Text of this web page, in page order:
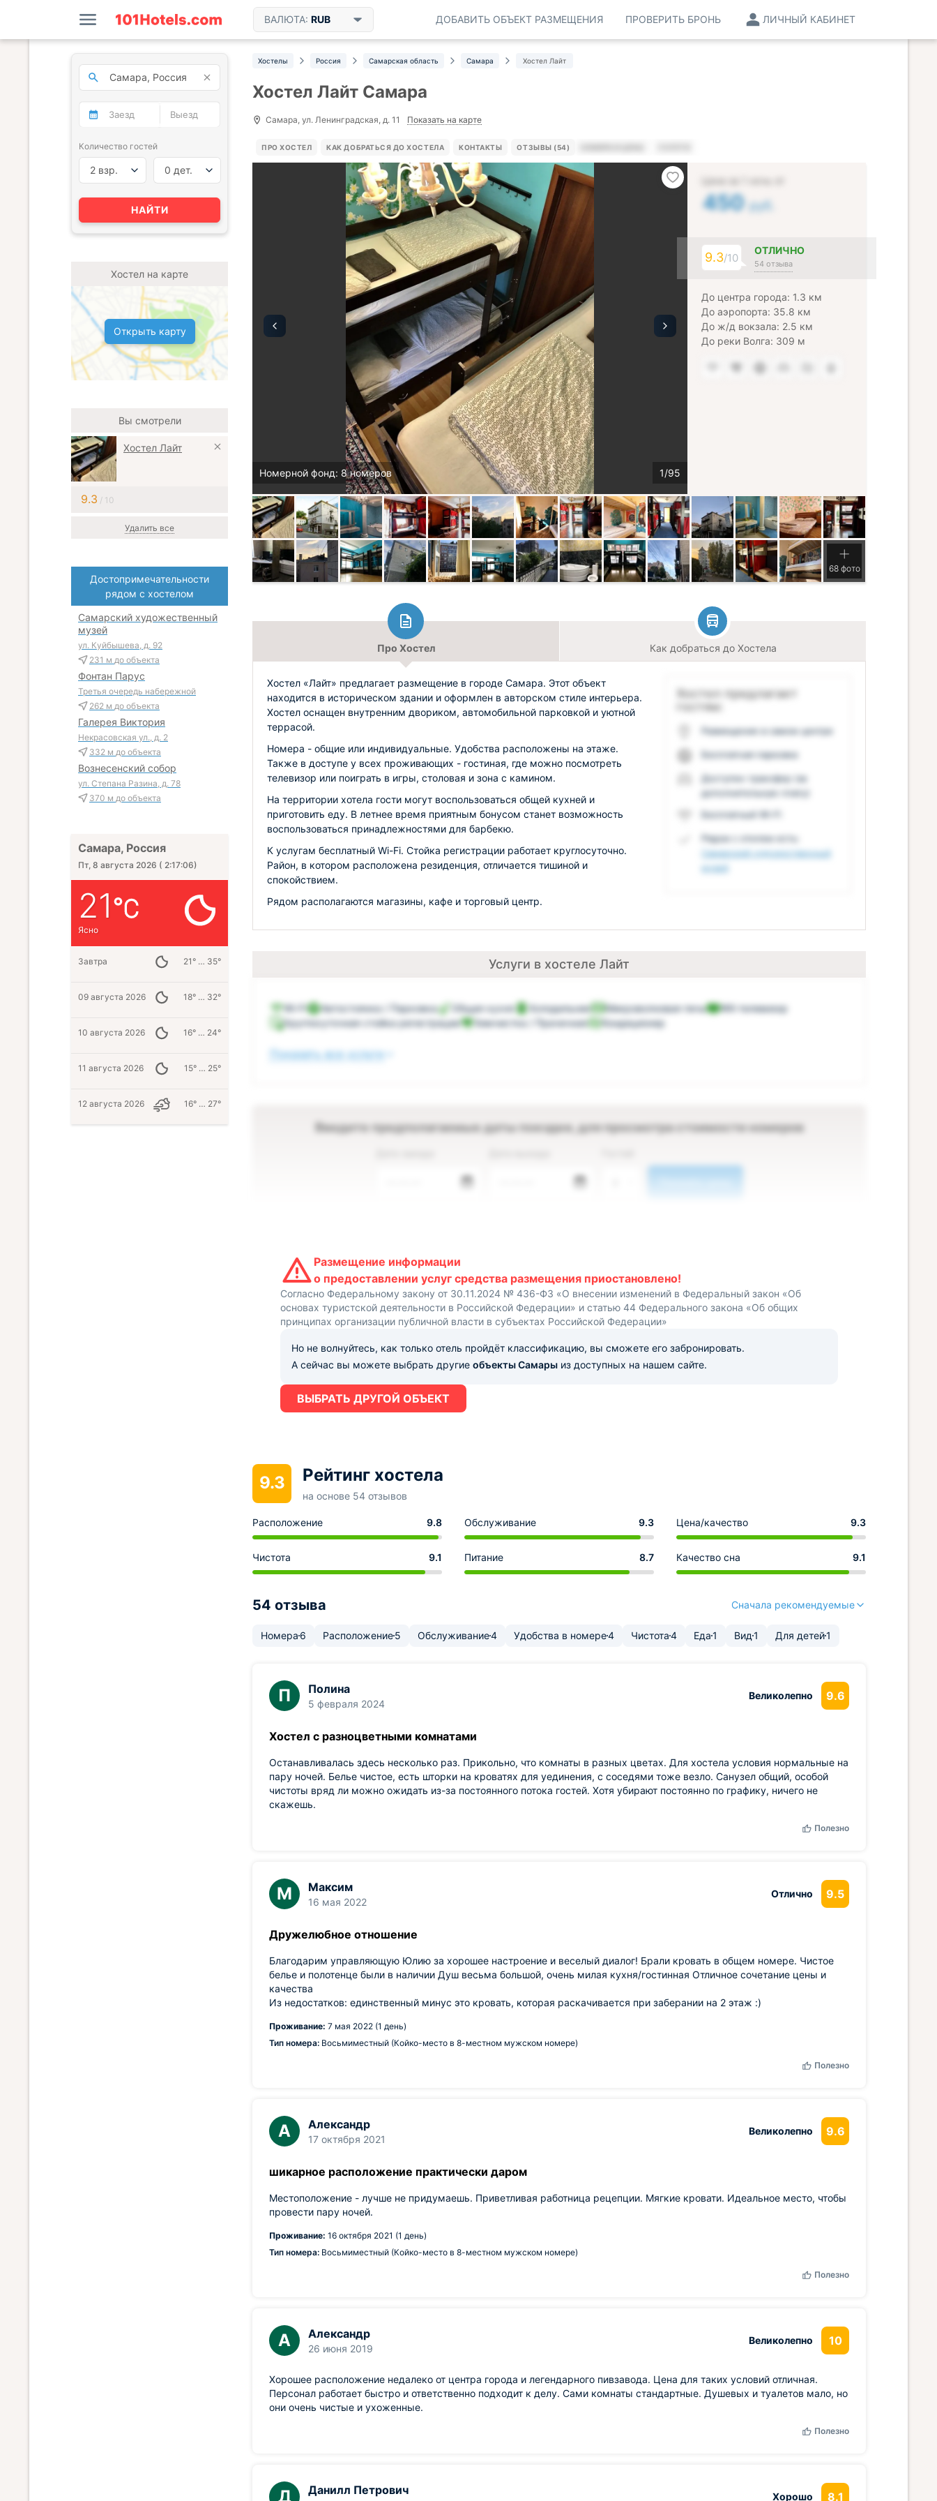
ВАЛЮТА: RUB ЛИЧНЫЙ КАБИНЕТ
ПРОВЕРИТЬ БРОНЬ
ДОБАВИТЬ ОБЪЕКТ РАЗМЕЩЕНИЯ
Хостелы Россия Самарская область Самара Хостел Лайт
Хостел Лайт Самара
Самара, ул. Ленинградская, д. 11 Показать на карте
ПРО ХОСТЕЛ КАК ДОБРАТЬСЯ ДО ХОСТЕЛА КОНТАКТЫ ОТЗЫВЫ (54)
Номерной фонд: 8 номеров
450 руб.
9.3/10
ОТЛИЧНО
54 отзыва
До центра города: 1.3 км
До аэропорта: 35.8 км
До ж/д вокзала: 2.5 км
До реки Волга: 309 м
68 фото
Про Хостел Как добраться до Хостела
Хостел предлагает
гостям:
Размещение в самом центре
Бесплатная парковка
Доступен трансфер (за
дополнительную плату)
Бесплатный Wi-Fi
Рядом с отелем есть:
Самарский художественный
музей
Хостел «Лайт» предлагает размещение в городе Самара. Этот объект
находится в историческом здании и оформлен в авторском стиле интерьера.
Хостел оснащен внутренним двориком, автомобильной парковкой и уютной
террасой.
Номера - общие или индивидуальные. Удобства расположены на этаже.
Также в доступе у всех проживающих - гостиная, где можно посмотреть
телевизор или поиграть в игры, столовая и зона с камином.
На территории хотела гости могут воспользоваться общей кухней и
приготовить еду. В летнее время приятным бонусом станет возможность
воспользоваться принадлежностями для барбекю.
К услугам бесплатный Wi-Fi. Стойка регистрации работает круглосуточно.
Район, в котором расположена резиденция, отличается тишиной и
спокойствием.
Рядом располагаются магазины, кафе и торговый центр.
Услуги в хостеле Лайт
Wi-Fi Автостоянка / Парковка Общая кухня Холодильник Микроволновая печь
ЖК-телевизор
Круглосуточная стойка регистрации
Химчистка / Прачечная Кондиционер
Показать все услуги
Введите предполагаемые даты поездки, для просмотра стоимости номеров
Размещение информации
о предоставлении услуг средства размещения приостановлено!
Согласно Федеральному закону от 30.11.2024 № 436-ФЗ «О внесении изменений в Федеральный закон «Об
основах туристской деятельности в Российской Федерации» и статью 44 Федерального закона «Об общих
принципах организации публичной власти в субъектах Российской Федерации»
Но не волнуйтесь, как только отель пройдёт классификацию, вы сможете его забронировать.
А сейчас вы можете выбрать другие объекты Самары из доступных на нашем сайте.
ВЫБРАТЬ ДРУГОЙ ОБЪЕКТ
9.3 Рейтинг хостела
на основе 54 отзывов
Расположение 9.8 Обслуживание 9.3 Цена/качество 9.3
Чистота 9.1 Питание 8.7 Качество сна 9.1
54 отзыва Сначала рекомендуемые
Номера 6 Расположение5 Обслуживание4 Удобства в номере4 Чистота4 Еда1 Вид1 Для детей1
П Полина
5 февраля 2024
Великолепно 9.6
Хостел с разноцветными комнатами
Останавливалась здесь несколько раз. Прикольно, что комнаты в разных цветах. Для хостела условия нормальные на
пару ночей. Белье чистое, есть шторки на кроватях для уединения, с соседями тоже везло. Санузел общий, особой
чистоты вряд ли можно ожидать из-за постоянного потока гостей. Хотя убирают постоянно по графику, ничего не
скажешь.
Полезно
М Максим
16 мая 2022
Отлично 9.5
Дружелюбное отношение
Благодарим управляющую Юлию за хорошее настроение и веселый диалог! Брали кровать в общем номере. Чистое
белье и полотенце были в наличии Душ весьма большой, очень милая кухня/гостинная Отличное сочетание цены и
качества
Из недостатков: единственный минус это кровать, которая раскачивается при заберании на 2 этаж :)
Проживание: 7 мая 2022 (1 день)
Тип номера: Восьмиместный (Койко-место в 8-местном мужском номере)
Полезно
А Александр
17 октября 2021
Великолепно 9.6
шикарное расположение практически даром
Местоположение - лучше не придумаешь. Приветливая работница рецепции. Мягкие кровати. Идеальное место, чтобы
провести пару ночей.
Проживание: 16 октября 2021 (1 день)
Тип номера: Восьмиместный (Койко-место в 8-местном мужском номере)
Полезно
А Александр
26 июня 2019
Великолепно 10
Хорошее расположение недалеко от центра города и легендарного пивзавода. Цена для таких условий отличная.
Персонал работает быстро и ответственно подходит к делу. Сами комнаты стандартные. Душевых и туалетов мало, но
они очень чистые и ухоженные.
Полезно
Д Данилл Петрович Хорошо 8.1
Количество гостей
2 взр. 0 дет.
НАЙТИ
Хостел на карте
Открыть карту
Вы смотрели
Хостел Лайт
9.3 / 10
Удалить все
Достопримечательности
рядом с хостелом
Самарский художественный
музей
ул. Куйбышева, д. 92
231 м до объекта
Фонтан Парус
Третья очередь набережной
262 м до объекта
Галерея Виктория
Некрасовская ул., д. 2
332 м до объекта
Вознесенский собор
ул. Степана Разина, д. 78
370 м до объекта
Самара, Россия
Пт, 8 августа 2026 ( 2:17:07)
21
Ясно
Завтра 21° … 35°
09 августа 2026 18° … 32°
10 августа 2026 16° … 24°
11 августа 2026 15° … 25°
12 августа 2026 16° … 27°